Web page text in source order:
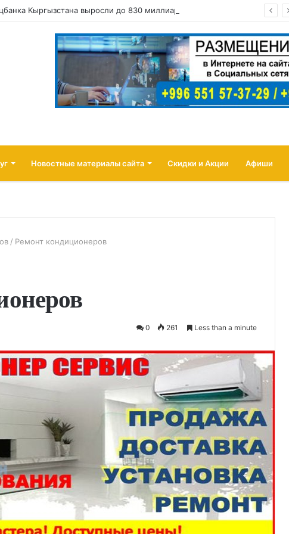
Кыргызстана выросли до 830 миллиардов сомов
Новостные материалы сайта Скидки и Акции Афиши
/ Ремонт кондиционеров
0 261 Less than a minute